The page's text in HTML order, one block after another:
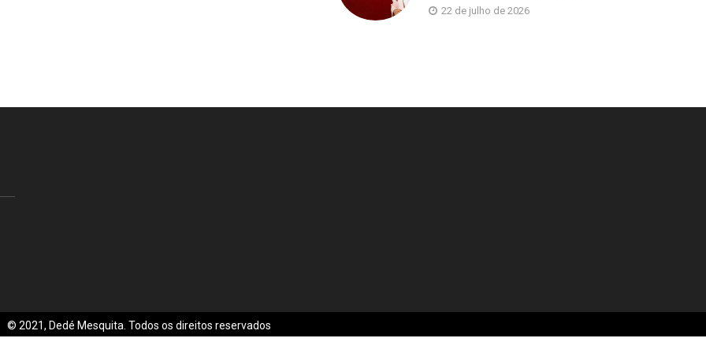
22 de julho de 2026
© 2021, Dedé Mesquita. Todos os direitos reservados